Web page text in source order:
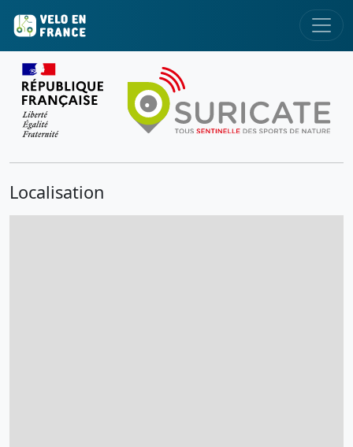
Localisation